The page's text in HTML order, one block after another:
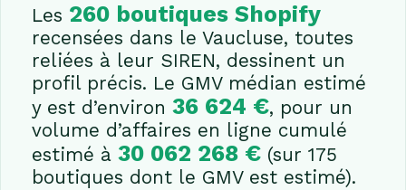
Les 260 boutiques Shopify
recensées dans le Vaucluse, toutes
reliées à leur SIREN, dessinent un
profil précis. Le GMV médian estimé
y est d’environ36 624 €, pour un
volume d’affaires en ligne cumulé
estimé à30 062 268 € (sur 175
boutiques dont le GMV est estimé).